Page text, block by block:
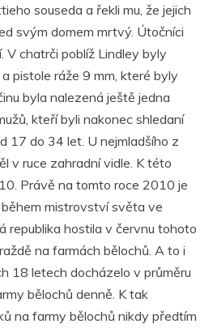
souseda a řekli mu, že jejich
svým domem mrtvý. Útočníci
V chatrči poblíž Lindley byly
pistole ráže 9 mm, které byly
byla nalezená ještě jedna
kteří byli nakonec shledaní
17 do 34 let. U nejmladšího z
v ruce zahradní vidle. K této
Právě na tomto roce 2010 je
mistrovství světa ve
republika hostila v červnu tohoto
na farmách bělochů. A to i
18 letech docházelo v průměru
bělochů denně. K tak
na farmy bělochů nikdy předtím